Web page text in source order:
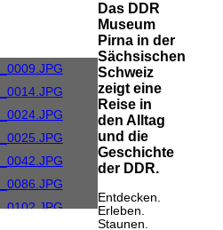
Das DDR
Museum
Pirna in der
Sächsischen
Schweiz
zeigt eine
Reise in
den Alltag
und die
Geschichte
der DDR.
Entdecken.
Erleben.
Staunen.